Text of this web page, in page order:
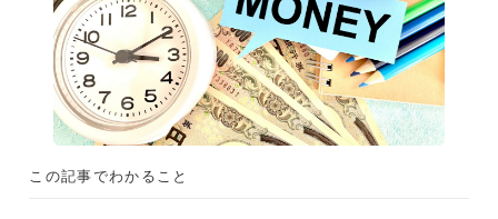
この記事でわかること